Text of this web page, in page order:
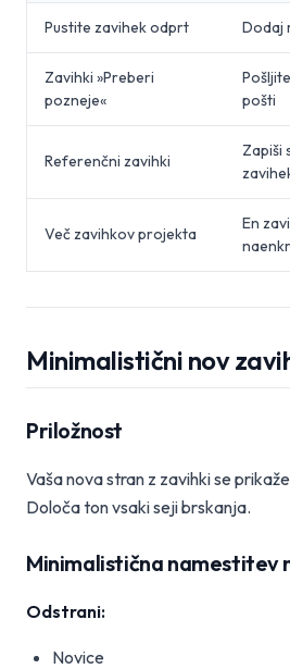
Pustite zavihek odprt Dodaj
Zavihki »Preberi
pozneje«
pošti
Referenčni zavihki
Zapiši
Več zavihkov projekta
En
Minimalistični nov
Priložnost
Vaša nova stran z zavihki se
Določa ton vsaki seji brskanja.
Minimalistična namestitev
Odstrani:
Novice